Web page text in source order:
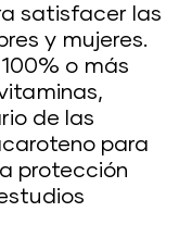
satisfacer las
y mujeres.
o más
de las
para
protección